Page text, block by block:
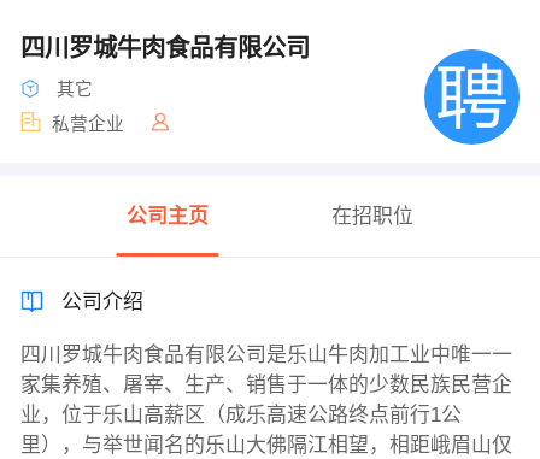
四川罗城牛肉食品有限公司
其它
私营企业
公司主页 在招职位
公司介绍
四川罗城牛肉食品有限公司是乐山牛肉加工业中唯一一
家集养殖、屠宰、生产、销售于一体的少数民族民营企
业，位于乐山高薪区（成乐高速公路终点前行1公
里），与举世闻名的乐山大佛隔江相望，相距峨眉山仅